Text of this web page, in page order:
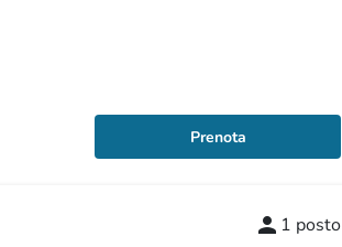
Prenota
person 1 posto